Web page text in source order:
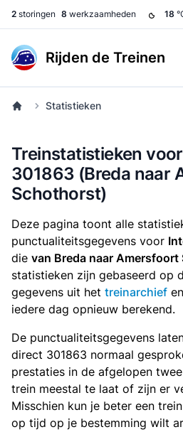
2 storingen 8 werkzaamheden 18
Rijden de Treinen
Statistieken
Treinstatistieken
301863 (Breda naar
Schothorst)
Deze pagina toont alle
punctualiteitsgegevens voor
die van Breda naar
statistieken zijn gebaseerd op
gegevens uit het treinarchief
iedere dag opnieuw berekend.
De punctualiteitsgegevens
direct 301863 normaal
prestaties in de afgelopen twee
trein meestal te laat of zijn er
Misschien kun je beter een trein
op tijd op je bestemming wilt